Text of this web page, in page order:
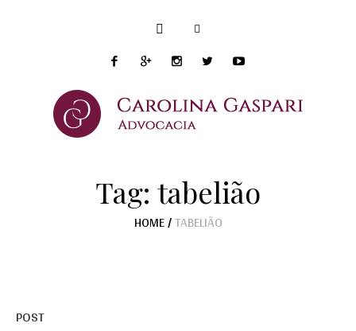
Tag: tabelião
HOME/TABELIÃO
POST